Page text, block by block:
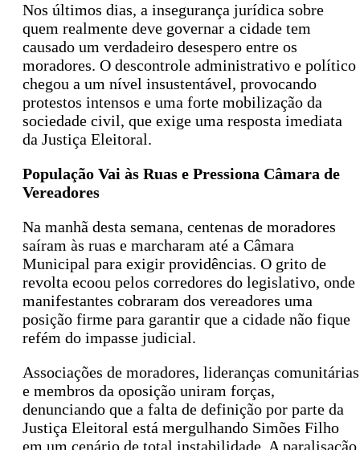
Nos últimos dias, a insegurança jurídica sobre
quem realmente deve governar a cidade tem
causado um verdadeiro desespero entre os
moradores. O descontrole administrativo e político
chegou a um nível insustentável, provocando
protestos intensos e uma forte mobilização da
sociedade civil, que exige uma resposta imediata
da Justiça Eleitoral.
População Vai às Ruas e Pressiona Câmara de
Vereadores
Na manhã desta semana, centenas de moradores
saíram às ruas e marcharam até a Câmara
Municipal para exigir providências. O grito de
revolta ecoou pelos corredores do legislativo, onde
manifestantes cobraram dos vereadores uma
posição firme para garantir que a cidade não fique
refém do impasse judicial.
Associações de moradores, lideranças comunitárias
e membros da oposição uniram forças,
denunciando que a falta de definição por parte da
Justiça Eleitoral está mergulhando Simões Filho
em um cenário de total instabilidade. A paralisação